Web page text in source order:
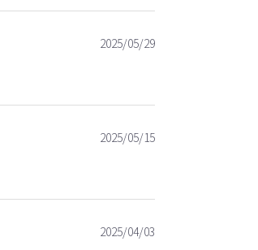
2025/05/29
2025/05/15
2025/04/03